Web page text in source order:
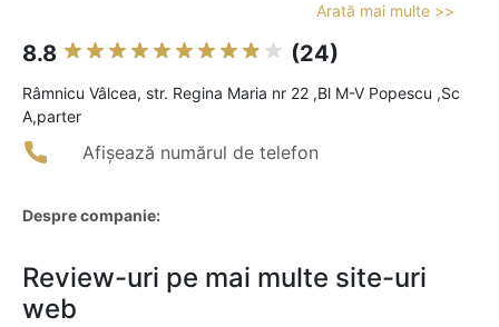
Arată mai multe >>
8.8 (24)
Râmnicu Vâlcea, str. Regina Maria nr 22 ,Bl M-V Popescu ,Sc
A,parter
Afișează numărul de telefon
Despre companie:
Review-uri pe mai multe site-uri
web